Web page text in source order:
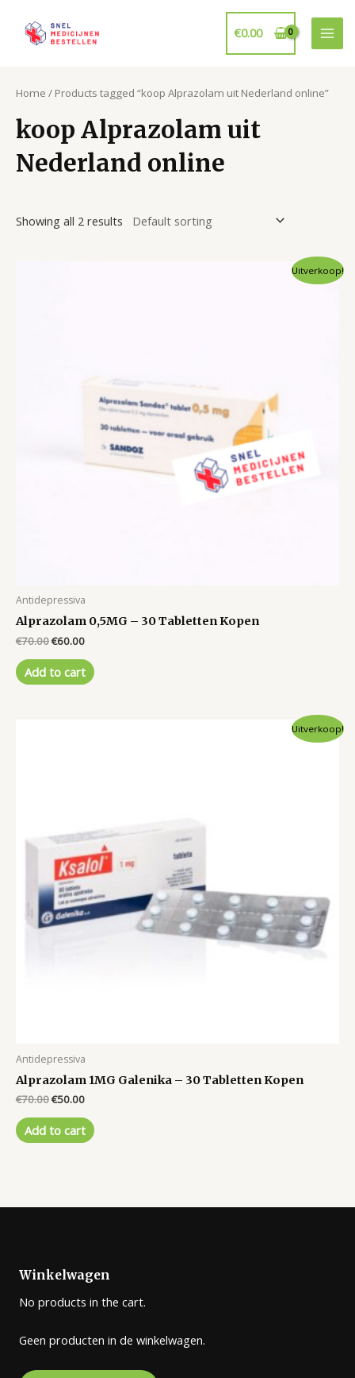
€0.00
Home / Products tagged “koop Alprazolam uit Nederland online”
koop Alprazolam uit
Nederland online
Showing all 2 results
Uitverkoop!
Antidepressiva
Alprazolam 0,5MG – 30 Tabletten Kopen
€70.00Original
was:
€70.00.
€60.00Current
is:
€60.00.
Add to cart
Uitverkoop!
Antidepressiva
Alprazolam 1MG Galenika – 30 Tabletten Kopen
€70.00Original
was:
€70.00.
€50.00Current
is:
€50.00.
Add to cart
Winkelwagen
No products in the cart.
Geen producten in de winkelwagen.